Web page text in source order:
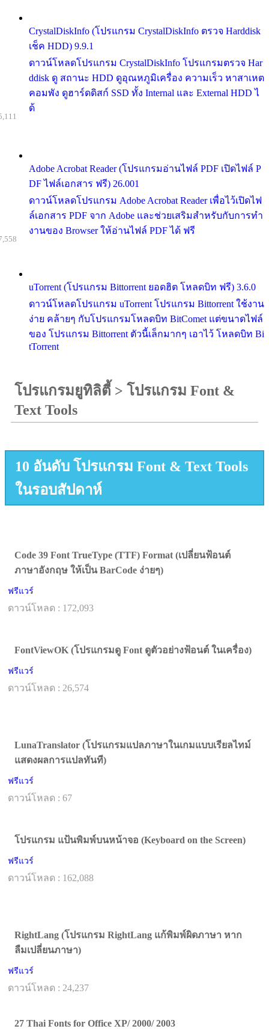
CrystalDiskInfo (โปรแกรม CrystalDiskInfo ตรวจ Harddisk
เช็ค HDD) 9.9.1
ดาวน์โหลดโปรแกรม CrystalDiskInfo โปรแกรมตรวจ Har
ddisk ดู สถานะ HDD ดูอุณหภูมิเครื่อง ความเร็ว หาสาเหต
คอมพัง ดูฮาร์ดดิสก์ SSD ทั้ง Internal และ External HDD ไ
ด้
Adobe Acrobat Reader (โปรแกรมอ่านไฟล์ PDF เปิดไฟล์ P
DF ไฟล์เอกสาร ฟรี) 26.001
ดาวน์โหลดโปรแกรม Adobe Acrobat Reader เพื่อไว้เปิดไฟ
ล์เอกสาร PDF จาก Adobe และช่วยเสริมสำหรับกับการทำ
งานของ Browser ให้อ่านไฟล์ PDF ได้ ฟรี
uTorrent (โปรแกรม Bittorrent ยอดฮิต โหลดบิท ฟรี) 3.6.0
ดาวน์โหลดโปรแกรม uTorrent โปรแกรม Bittorrent ใช้งาน
ง่าย คล้ายๆ กับโปรแกรมโหลดบิท BitComet แต่ขนาดไฟล์
ของ โปรแกรม Bittorrent ตัวนี้เล็กมากๆ เอาไว้ โหลดบิท Bi
tTorrent
โปรแกรมยูทิลิตี้ > โปรแกรม Font &
Text Tools
10 อันดับ โปรแกรม Font & Text Tools
ในรอบสัปดาห์
Code 39 Font TrueType (TTF) Format (เปลี่ยนฟ้อนต์
ภาษาอังกฤษ ให้เป็น BarCode ง่ายๆ)
ฟรีแวร์
ดาวน์โหลด : 172,093
FontViewOK (โปรแกรมดู Font ดูตัวอย่างฟ้อนต์ ในเครื่อง)
ฟรีแวร์
ดาวน์โหลด : 26,574
LunaTranslator (โปรแกรมแปลภาษาในเกมแบบเรียลไทม์
แสดงผลการแปลทันที)
ฟรีแวร์
ดาวน์โหลด : 67
โปรแกรม แป้นพิมพ์บนหน้าจอ (Keyboard on the Screen)
ฟรีแวร์
ดาวน์โหลด : 162,088
RightLang (โปรแกรม RightLang แก้พิมพ์ผิดภาษา หาก
ลืมเปลี่ยนภาษา)
ฟรีแวร์
ดาวน์โหลด : 24,237
27 Thai Fonts for Office XP/ 2000/ 2003